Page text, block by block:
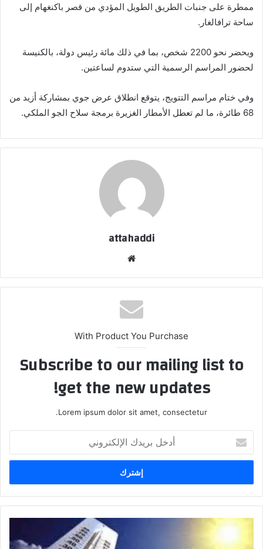
ممطرة على جنبات الطريق الطويل المؤدي من قصر باكنغهام إلى
ساحة ترافالغار.
ويحضر نحو 2200 شخص، بما في ذلك مائة رئيس دولة، بالكنيسة
لحضور المراسم الرسمية التي ستدوم لساعتين.
وفي ختام مراسم التتويج، يتوقع انطلاق عرض جوي بمشاركة أزيد من
68 طائرة، ما لم تعطل الأمطار الغزيرة برمجة سلاح الجو الملكي.
attahaddi
With Product You Purchase
Subscribe to our mailing list to
get the new updates!
Lorem ipsum dolor sit amet, consectetur.
بريدك
الإلكتروني